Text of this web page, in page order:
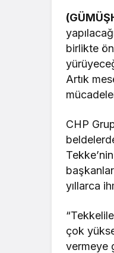
birlikte
Artık
CHP
yıllarca
çok
vermeye